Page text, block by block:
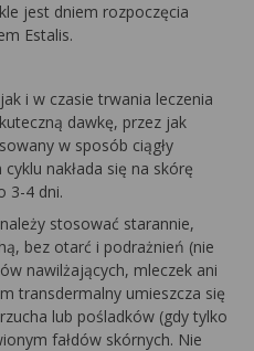
jest dniem rozpoczęcia
Estalis.
i w czasie trwania leczenia
dawkę, przez jak
w sposób ciągły
nakłada się na skórę
3-4 dni.
stosować starannie,
bez otarć i podrażnień (nie
nawilżających, mleczek ani
transdermalny umieszcza się
lub pośladków (gdy tylko
fałdów skórnych. Nie